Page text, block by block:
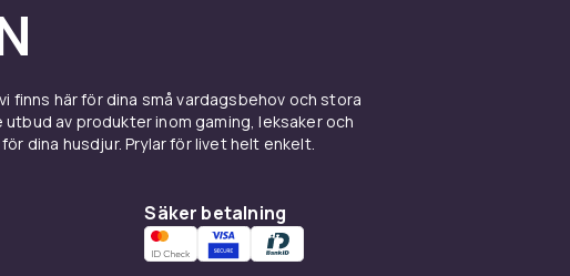
finns här för dina små vardagsbehov och stora
av produkter inom gaming, leksaker och
dina husdjur. Prylar för livet helt enkelt.
Säker betalning